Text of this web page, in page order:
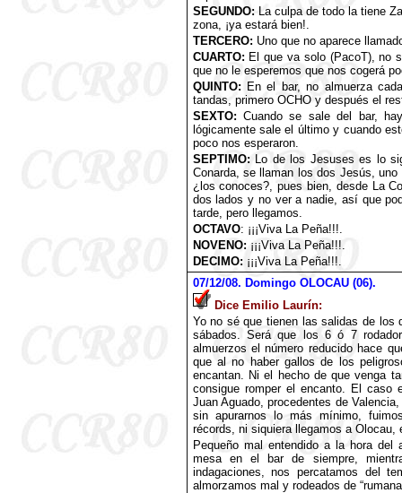
SEGUNDO:La culpa de todo la tiene
zona, ¡ya estará bien!.
TERCERO: Uno que no aparece
CUARTO: El que va solo (PacoT), no
que no le esperemos que nos cogerá
QUINTO: En el bar, no almuerza
tandas, primero OCHO y después el
SEXTO: Cuando se sale del bar,
lógicamente sale el último y cuando
poco nos esperaron.
SEPTIMO:Lo de los Jesuses es lo
Conarda, se llaman los dos Jesús,
¿los conoces?, pues bien, desde La
dos lados y no ver a nadie, así que
tarde, pero llegamos.
OCTAVO: ¡¡¡Viva La Peña!!!.
NOVENO: ¡¡¡Viva La Peña!!!.
DECIMO: ¡¡¡Viva La Peña!!!.
07/12/08. Domingo OLOCAU (06).
Dice Emilio Laurín:
Yo no sé que tienen las salidas de los
sábados. Será que los 6 ó 7
almuerzos el número reducido hace
que al no haber gallos de los
encantan. Ni el hecho de que venga
consigue romper el encanto. El caso
Juan Aguado, procedentes de
sin apurarnos lo más mínimo,
récords, ni siquiera llegamos a
Pequeño mal entendido a la hora
mesa en el bar de siempre,
indagaciones, nos percatamos del
almorzamos mal y rodeados de